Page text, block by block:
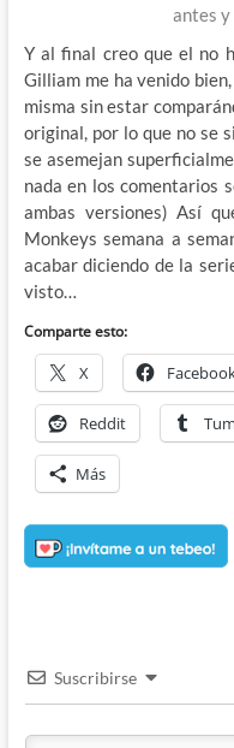
antes y
Y al final creo que el no
Gilliam me ha venido
misma sin estar
original, por lo que no se
se asemejan
nada en los comentarios
ambas versiones) Así
Monkeys semana a
acabar diciendo de la
visto…
Comparte esto:
X
Reddit
Más
Suscribirse